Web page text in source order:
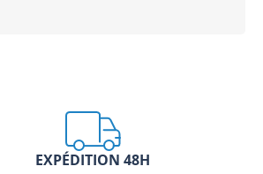
EXPÉDITION 48H